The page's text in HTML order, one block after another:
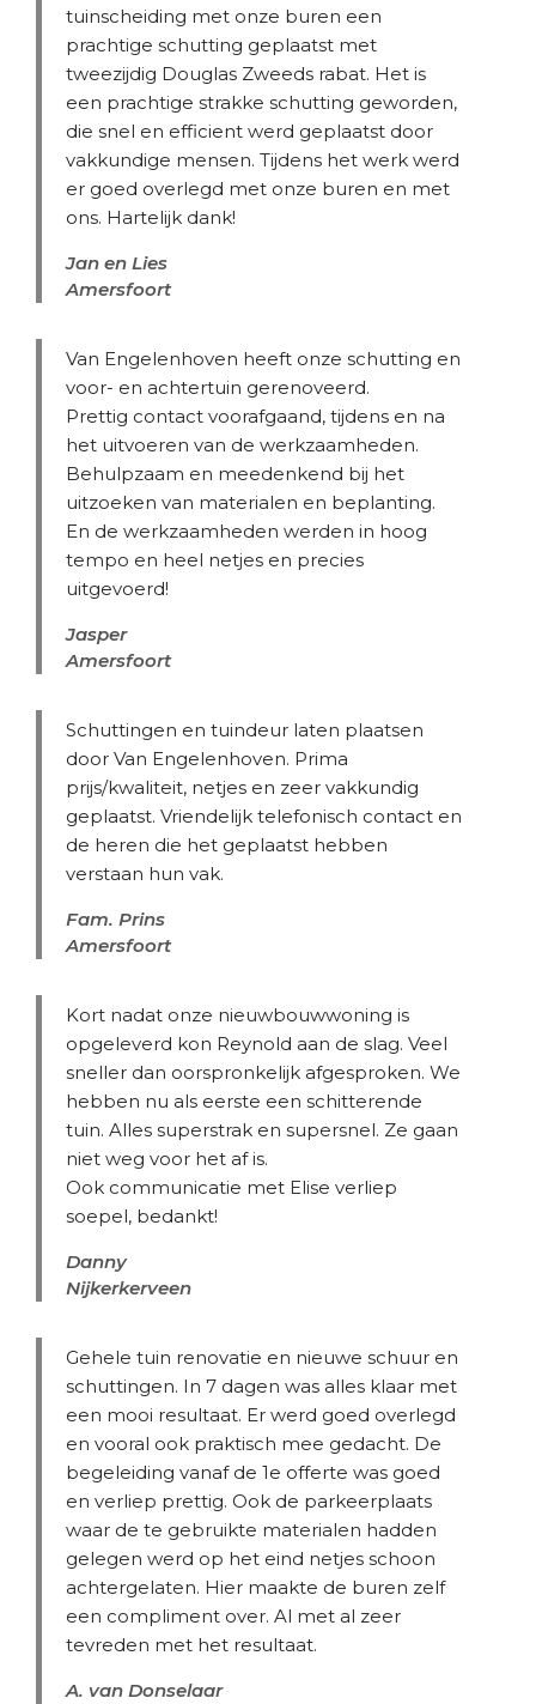
tuinscheiding met onze buren een
prachtige schutting geplaatst met
tweezijdig Douglas Zweeds rabat. Het is
een prachtige strakke schutting geworden,
die snel en efficient werd geplaatst door
vakkundige mensen. Tijdens het werk werd
er goed overlegd met onze buren en met
ons. Hartelijk dank!
Jan en Lies
Amersfoort
Van Engelenhoven heeft onze schutting en
voor- en achtertuin gerenoveerd.
Prettig contact voorafgaand, tijdens en na
het uitvoeren van de werkzaamheden.
Behulpzaam en meedenkend bij het
uitzoeken van materialen en beplanting.
En de werkzaamheden werden in hoog
tempo en heel netjes en precies
uitgevoerd!
Jasper
Amersfoort
Schuttingen en tuindeur laten plaatsen
door Van Engelenhoven. Prima
prijs/kwaliteit, netjes en zeer vakkundig
geplaatst. Vriendelijk telefonisch contact en
de heren die het geplaatst hebben
verstaan hun vak.
Fam. Prins
Amersfoort
Kort nadat onze nieuwbouwwoning is
opgeleverd kon Reynold aan de slag. Veel
sneller dan oorspronkelijk afgesproken. We
hebben nu als eerste een schitterende
tuin. Alles superstrak en supersnel. Ze gaan
niet weg voor het af is.
Ook communicatie met Elise verliep
soepel, bedankt!
Danny
Nijkerkerveen
Gehele tuin renovatie en nieuwe schuur en
schuttingen. In 7 dagen was alles klaar met
een mooi resultaat. Er werd goed overlegd
en vooral ook praktisch mee gedacht. De
begeleiding vanaf de 1e offerte was goed
en verliep prettig. Ook de parkeerplaats
waar de te gebruikte materialen hadden
gelegen werd op het eind netjes schoon
achtergelaten. Hier maakte de buren zelf
een compliment over. Al met al zeer
tevreden met het resultaat.
A. van Donselaar